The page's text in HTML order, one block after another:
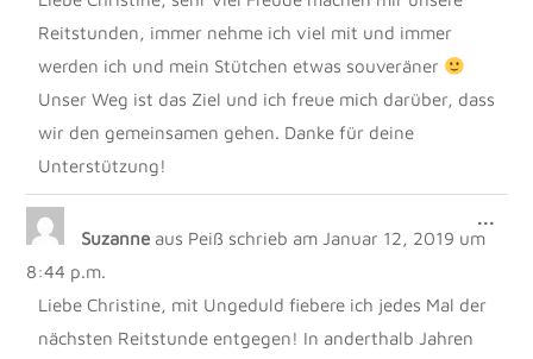
Reitstunden, immer nehme ich viel mit und immer
werden ich und mein Stütchen etwas souveräner
Unser Weg ist das Ziel und ich freue mich darüber, dass
wir den gemeinsamen gehen. Danke für deine
Unterstützung!
Suzanne aus Peiß schrieb am Januar 12, 2019 um
8:44 p.m.
Liebe Christine, mit Ungeduld fiebere ich jedes Mal der
nächsten Reitstunde entgegen! In anderthalb Jahren
...